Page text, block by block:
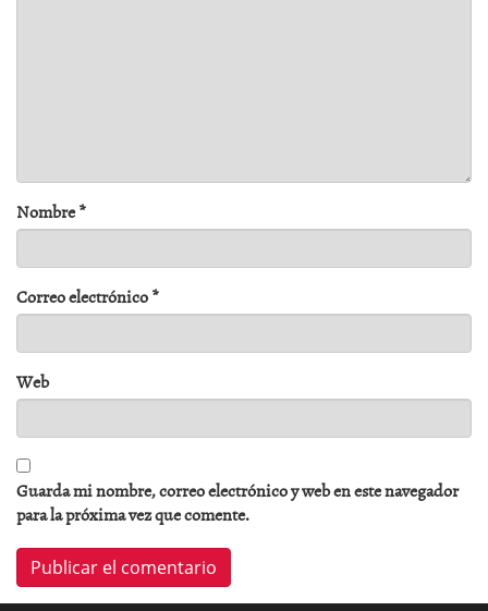
Nombre*
Correo electrónico*
Web
Guarda mi nombre, correo electrónico y web en este navegador
para la próxima vez que comente.